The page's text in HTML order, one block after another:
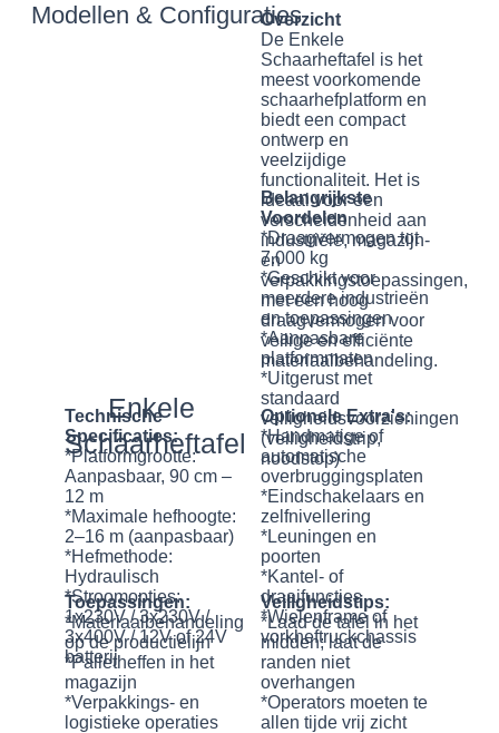
Modellen & Configuraties
Enkele
Schaarheftafel
Overzicht
De Enkele
Schaarheftafel is het
meest voorkomende
schaarhefplatform en
biedt een compact
ontwerp en
veelzijdige
functionaliteit. Het is
ideaal voor een
verscheidenheid aan
industriële, magazijn-
en
verpakkingstoepassingen,
met een hoog
draagvermogen voor
veilige en efficiënte
materiaalbehandeling.
Belangrijkste
Voordelen
*Draagvermogen tot
7.000 kg
*Geschikt voor
meerdere industrieën
en toepassingen
*Aanpasbare
platformmaten
*Uitgerust met
standaard
veiligheidsvoorzieningen
(veiligheidstrip,
noodstop)
Technische
Specificaties:
*Platformgrootte:
Aanpasbaar, 90 cm –
12 m
*Maximale hefhoogte:
2–16 m (aanpasbaar)
*Hefmethode:
Hydraulisch
*Stroomopties:
1x230V / 3x230V /
3x400V / 12V of 24V
batterij
Optionele Extra's:
*Handmatige of
automatische
overbruggingsplaten
*Eindschakelaars en
zelfnivellering
*Leuningen en
poorten
*Kantel- of
draaifuncties
*Wielenframe of
vorkheftruckchassis
Toepassingen:
*Materiaalbehandeling
op de productielijn
*Palletheffen in het
magazijn
*Verpakkings- en
logistieke operaties
Veiligheidstips:
*Laad de tafel in het
midden; laat de
randen niet
overhangen
*Operators moeten te
allen tijde vrij zicht